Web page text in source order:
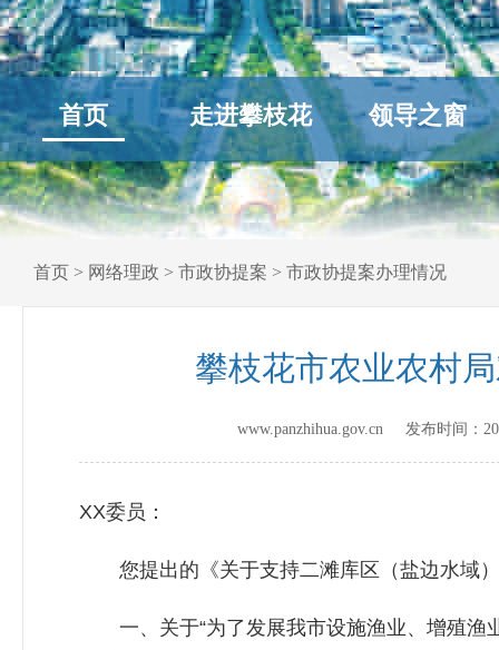
首页 走进攀枝花 领导之窗
首页 > 网络理政 > 市政协提案 > 市政协提案办理情况
攀枝花市农业农村
www.panzhihua.gov.cn 发布时间：
XX委员：
您提出的《关于支持二滩库区（盐边水域）
一、关于“为了发展我市设施渔业、增殖渔